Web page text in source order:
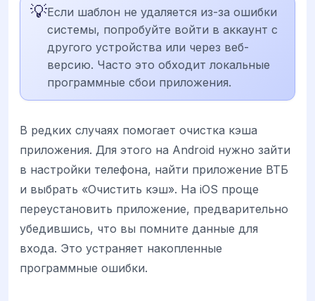
💡Если шаблон не удаляется из-за ошибки
системы, попробуйте войти в аккаунт с
другого устройства или через веб-
версию. Часто это обходит локальные
программные сбои приложения.
В редких случаях помогает очистка кэша
приложения. Для этого на Android нужно зайти
в настройки телефона, найти приложение ВТБ
и выбрать «Очистить кэш». На iOS проще
переустановить приложение, предварительно
убедившись, что вы помните данные для
входа. Это устраняет накопленные
программные ошибки.